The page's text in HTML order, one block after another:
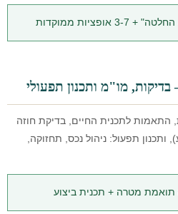
אופציות ממוקדות
מו"מ ותכנון תפעולי
התאמות לתכנית החיים, בדיקת חוזה
ותכנון תפעול: ניהול נכס, תחזוקה,
מטרה + תכנית ביצוע